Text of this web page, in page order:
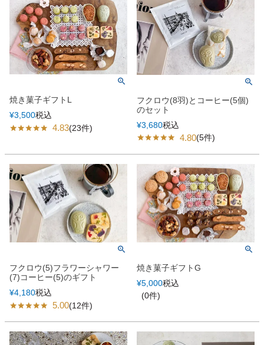
焼き菓子ギフトL
¥3,500税込
4.83(23件)
フクロウ(8羽)とコーヒー(5個)
のセット
¥3,680税込
4.80(5件)
フクロウ(5)フラワーシャワー
(7)コーヒー(5)のギフト
¥4,180税込
5.00(12件)
焼き菓子ギフトG
¥5,000税込
(0件)